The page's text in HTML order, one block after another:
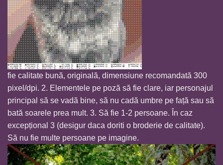
fie calitate bună, originală, dimensiune recomandată 300
pixel/dpi. 2. Elementele pe poză să fie clare, iar personajul
principal să se vadă bine, să nu cadă umbre pe față sau să
bată soarele prea mult. 3. Să fie 1-2 persoane. În caz
excepțional 3 (desigur daca doriti o broderie de calitate).
Să nu fie multe persoane pe imagine.